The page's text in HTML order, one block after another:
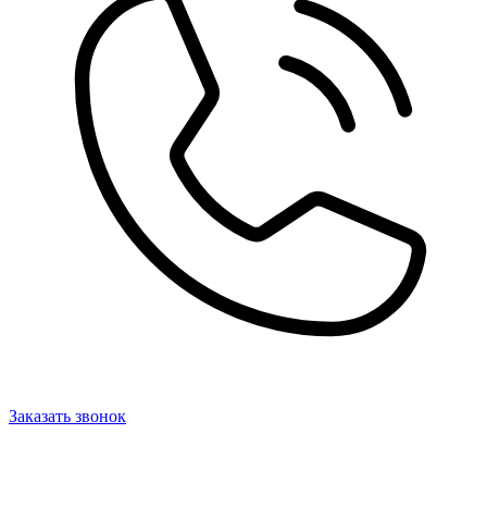
Заказать звонок